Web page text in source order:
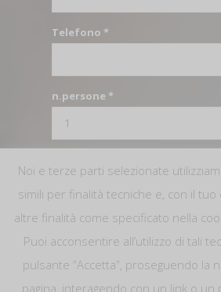
Telefono *
n.persone *
Noi e terze parti selezionate
simili per finalità tecniche e, con il
altre finalità come specificato nella
Puoi acconsentire all’utilizzo di tali
pulsante “Accetta”, proseguendo la
pagina, interagendo con un link o